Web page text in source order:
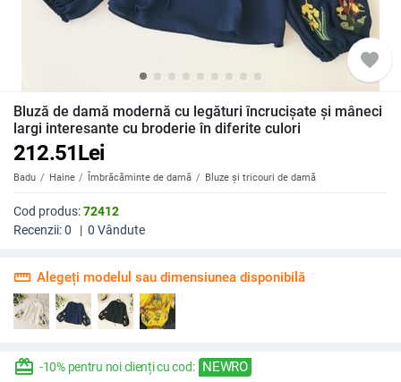
favorite
Bluză de damă modernă cu legături încrucișate și mâneci
largi interesante cu broderie în diferite culori
212.51Lei
Badu Haine Îmbrăcăminte de damă Bluze și tricouri de damă
Cod produs:72412
Recenzii:0 | 0 Vândute
straighten Alegeți modelul sau dimensiunea disponibilă
redeem -10% pentru noi clienți cu cod: NEWRO